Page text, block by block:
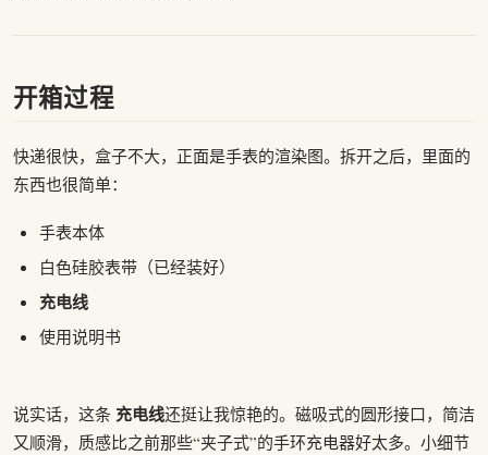
开箱过程
快递很快，盒子不大，正面是手表的渲染图。拆开之后，里面的
东西也很简单：
手表本体
白色硅胶表带（已经装好）
充电线
使用说明书
说实话，这条 充电线还挺让我惊艳的。磁吸式的圆形接口，简洁
又顺滑，质感比之前那些“夹子式”的手环充电器好太多。小细节